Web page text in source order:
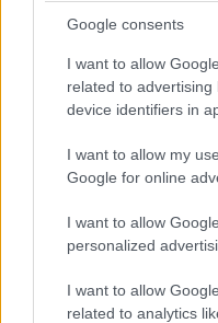
Google consents
I want to allow
related to
device identifiers in
I want to allow my
Google for online
I want to allow
personalized
I want to allow
related to analytics
7 Agosto 2026, 12:30